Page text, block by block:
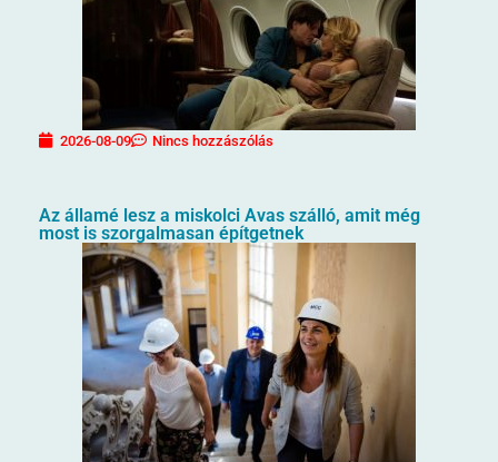
2026-08-09 Nincs hozzászólás
Az államé lesz a miskolci Avas szálló, amit még
most is szorgalmasan építgetnek